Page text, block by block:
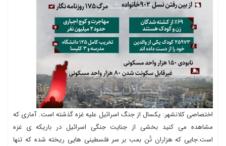
اختصاصی کلانشهر: یکسال از جنگ اسرائیل علیه غزه گذشته است. آماری که
مشاهده می کنید بخشی از جنایت جنگی اسرائیل در باریکه ی غزه
است.جایی که هزاران تُن بمب بر سر فلسطینی هایی ریخته شده که تنها